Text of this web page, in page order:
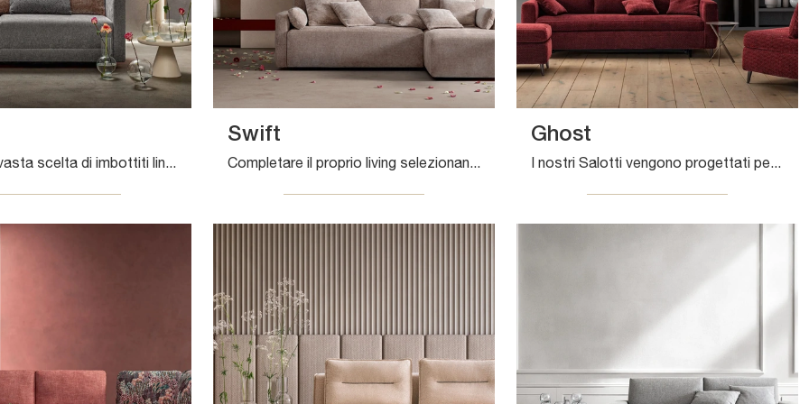
Scopri una vasta scelta di imbottiti lineari dei migliori produttori e valorizza il soggiorno che hai sempre voluto.
Swift
Completare il proprio living selezionando abbinamenti di stile, cromie e accessori è essenziale: con i Salotti Samoa potrai creare il progetto ...
Ghost
I nostri Salotti vengono progettati per essere abbinati a accessori di ogni tipo, come tavolini, lampade e piantane oppure in combinazione con ...